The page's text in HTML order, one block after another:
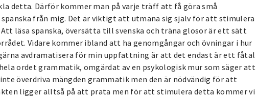
detta. Därför kommer man på varje träff att få göra små
från mig. Det är viktigt att utmana sig själv för att stimulera
läsa spanska, översätta till svenska och träna glosor är ett sätt
Vidare kommer ibland att ha genomgångar och övningar i hur
avdramatisera för min uppfattning är att det endast är ett fåtal
ordet grammatik, omgärdat av en psykologisk mur som säger att
överdriva mängden grammatik men den är nödvändig för att
ligger alltså på att prata men för att stimulera detta kommer vi